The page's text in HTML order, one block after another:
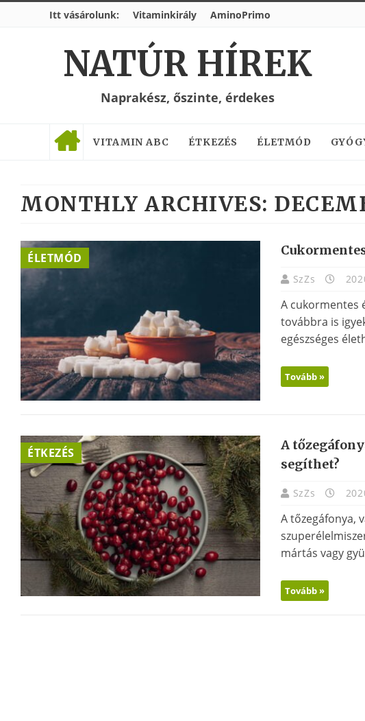
Itt vásárolunk: Vitaminkirály AminoPrimo
NATÚR HÍREK
Naprakész, őszinte, érdekes
VITAMIN ABC ÉTKEZÉS ÉLETMÓD
MONTHLY ARCHIVES:
ÉLETMÓD
SzZs
A cukormentes
továbbra is
egészséges
Tovább »
ÉTKEZÉS
A
segíthet?
SzZs
A tőzegáfonya,
mártás vagy
Tovább »